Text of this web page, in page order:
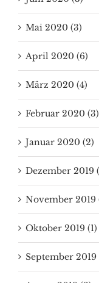
Mai 2020 (3)
April 2020 (6)
März 2020 (4)
Februar 2020 (3)
Januar 2020 (2)
Dezember 2019
November 2019
Oktober 2019 (1)
September 2019
August 2019 (2)